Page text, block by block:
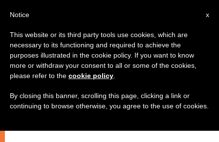
حاخام فرنسي يشكر بيوس الثاني
عشر وكهنة كاثوليك على المساعدة
x
Notice
This website or its third party tools use cookies, which are
necessary to its functioning and required to achieve the
purposes illustrated in the cookie policy. If you want to know
more or withdraw your consent to all or some of the cookies,
please refer to the cookie policy
By closing this banner, scrolling this page, clicking a link or
continuing to browse otherwise, you agree to the use of cookies.